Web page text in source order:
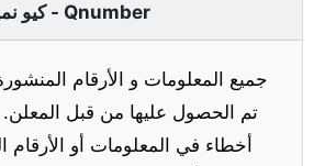
كيو نمبر - Qnumber
جميع المعلومات و الأرقام
تم الحصول عليها من قبل المعلن.
أخطاء في المعلومات أو